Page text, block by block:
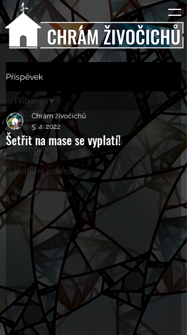
Příspěvek
Příběhy
Rozhovory
Kulturní pohledy
Mučící nástroje
Mučící lidé
Příběhy
Šetřit na mase se vyplatí!
Chrám živočichů
5. 4. 2022